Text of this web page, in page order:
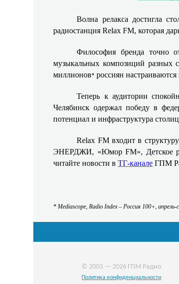
Волна релакса достигла
радиостанцияRelax FM, которая
Философия бренда точно
музыкальных композиций разных
миллионов* россиян
Теперь к аудитории
Челябинск одержал победу в
потенциал и инфраструктура
Relax FM входит в
ЭНЕРДЖИ, «Юмор FM», Детское
читайте новости вТГ-канале ГПМ
* Mediascope, Radio Index – Россия 100+,
© 2003 — 2026 ГПМ Радио
Политика конфиденциальности